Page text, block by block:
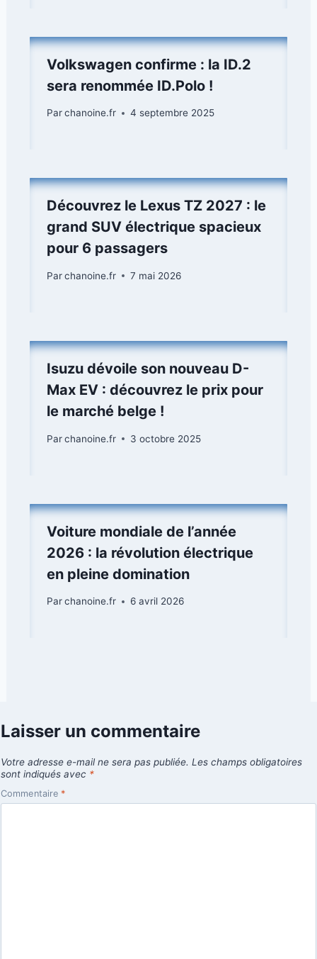
Volkswagen confirme : la ID.2
sera renommée ID.Polo !
Parchanoine.fr 4 septembre 2025
Découvrez le Lexus TZ 2027 : le
grand SUV électrique spacieux
pour 6 passagers
Parchanoine.fr 7 mai 2026
Isuzu dévoile son nouveau D-
Max EV : découvrez le prix pour
le marché belge !
Parchanoine.fr 3 octobre 2025
Voiture mondiale de l’année
2026 : la révolution électrique
en pleine domination
Parchanoine.fr 6 avril 2026
Laisser un commentaire
Votre adresse e-mail ne sera pas publiée. Les champs obligatoires
sont indiqués avec *
Commentaire *